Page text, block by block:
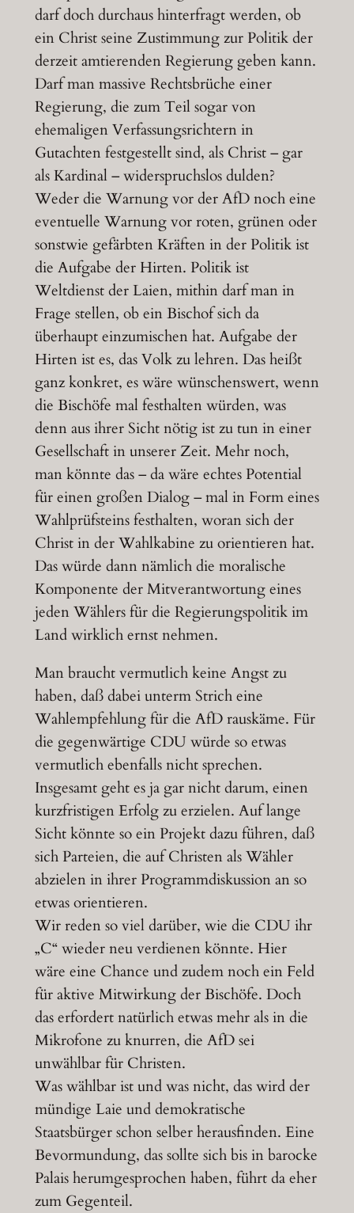
darf doch durchaus hinterfragt werden, ob
ein Christ seine Zustimmung zur Politik der
derzeit amtierenden Regierung geben kann.
Darf man massive Rechtsbrüche einer
Regierung, die zum Teil sogar von
ehemaligen Verfassungsrichtern in
Gutachten festgestellt sind, als Christ – gar
als Kardinal – widerspruchslos dulden?
Weder die Warnung vor der AfD noch eine
eventuelle Warnung vor roten, grünen oder
sonstwie gefärbten Kräften in der Politik ist
die Aufgabe der Hirten. Politik ist
Weltdienst der Laien, mithin darf man in
Frage stellen, ob ein Bischof sich da
überhaupt einzumischen hat. Aufgabe der
Hirten ist es, das Volk zu lehren. Das heißt
ganz konkret, es wäre wünschenswert, wenn
die Bischöfe mal festhalten würden, was
denn aus ihrer Sicht nötig ist zu tun in einer
Gesellschaft in unserer Zeit. Mehr noch,
man könnte das – da wäre echtes Potential
für einen großen Dialog – mal in Form eines
Wahlprüfsteins festhalten, woran sich der
Christ in der Wahlkabine zu orientieren hat.
Das würde dann nämlich die moralische
Komponente der Mitverantwortung eines
jeden Wählers für die Regierungspolitik im
Land wirklich ernst nehmen.
Man braucht vermutlich keine Angst zu
haben, daß dabei unterm Strich eine
Wahlempfehlung für die AfD rauskäme. Für
die gegenwärtige CDU würde so etwas
vermutlich ebenfalls nicht sprechen.
Insgesamt geht es ja gar nicht darum, einen
kurzfristigen Erfolg zu erzielen. Auf lange
Sicht könnte so ein Projekt dazu führen, daß
sich Parteien, die auf Christen als Wähler
abzielen in ihrer Programmdiskussion an so
etwas orientieren.
Wir reden so viel darüber, wie die CDU ihr
„C“ wieder neu verdienen könnte. Hier
wäre eine Chance und zudem noch ein Feld
für aktive Mitwirkung der Bischöfe. Doch
das erfordert natürlich etwas mehr als in die
Mikrofone zu knurren, die AfD sei
unwählbar für Christen.
Was wählbar ist und was nicht, das wird der
mündige Laie und demokratische
Staatsbürger schon selber herausfinden. Eine
Bevormundung, das sollte sich bis in barocke
Palais herumgesprochen haben, führt da eher
zum Gegenteil.